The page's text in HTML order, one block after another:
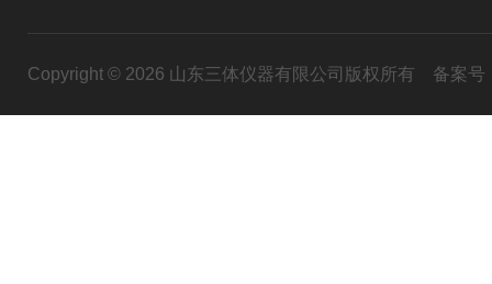
Copyright © 2026 山东三体仪器有限公司版权所有 备案号